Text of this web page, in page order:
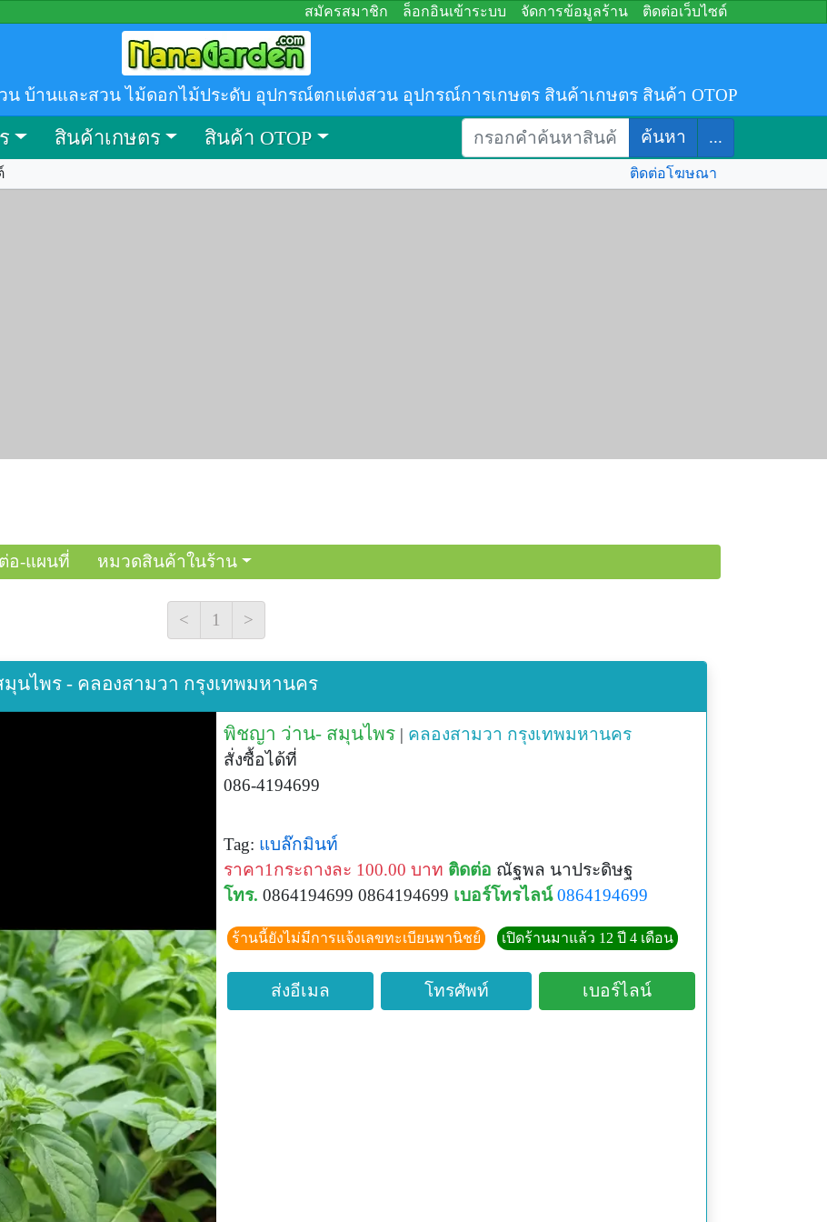
สมัครสมาชิก ล็อกอินเข้าระบบ จัดการข้อมูลร้าน ติดต่อเว็บไซต์
บ้านและสวน ไม้ดอกไม้ประดับ อุปกรณ์ตกแต่งสวน อุปกรณ์การเกษตร สินค้าเกษตร สินค้า OTOP
สินค้าเกษตร สินค้า OTOP ค้นหา ...
ติดต่อโฆษณา
อ-แผนที่ หมวดสินค้าในร้าน
< 1 >
นไพร - คลองสามวา กรุงเทพมหานคร
พิชญา ว่าน- สมุนไพร | คลองสามวา กรุงเทพมหานคร
สั่งซื้อได้ที่
086-4194699
Tag: แบล๊กมินท์
ราคา1กระถางละ 100.00 บาท ติดต่อ ณัฐพล นาประดิษฐ
โทร. 0864194699 0864194699 เบอร์โทรไลน์ 0864194699
ร้านนี้ยังไม่มีการแจ้งเลขทะเบียนพานิชย์ เปิดร้านมาแล้ว 12 ปี 4 เดือน
ส่งอีเมล โทรศัพท์ เบอร์ไลน์